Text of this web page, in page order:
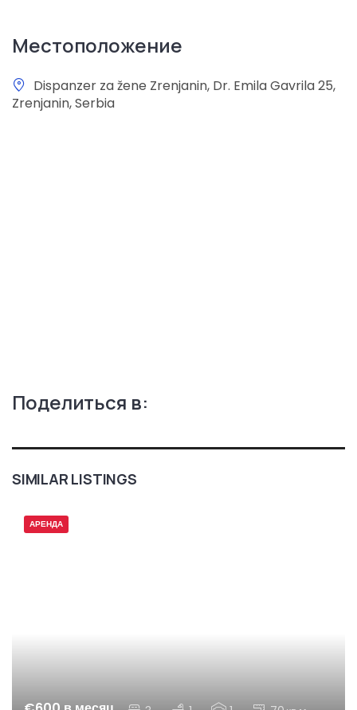
Местоположение
Dispanzer za žene Zrenjanin, Dr. Emila Gavrila 25,
Zrenjanin, Serbia
Поделиться в:
SIMILAR LISTINGS
АРЕНДА